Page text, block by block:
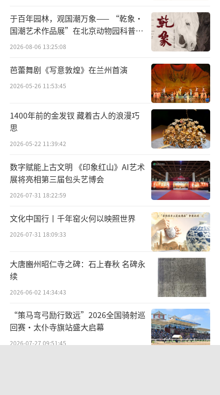
(小红书达人参与天猫「垃圾广告计划」)
经过线上的铺垫与预热,天猫联合中国美术
学院纤维艺术系制作团队、手工艺人和天猫平
台上的广大商家,将废弃广告布重塑为造型精美
的物品和艺术品,在杭州凤起路地铁站和杭州嘉
里中心发布了两场「天猫广告布回收艺术展」,
邀请公众参观打卡,为可持续的理想生活多做一
点小事。
于百年园林，观国潮万象—— “乾象·
国潮艺术作品展”在北京动物园科普馆
机动展厅开展
2026-08-06 13:25:08
芭蕾舞剧《写意敦煌》在兰州首演
2026-05-26 11:53:45
1400年前的金发钗 藏着古人的浪漫巧
思
2026-05-22 11:39:42
数字赋能上古文明 《印象红山》AI艺术
展将亮相第三届包头艺博会
2026-07-31 18:22:59
文化中国行丨千年窑火何以映照世界
2026-07-31 18:09:33
大唐豳州昭仁寺之碑：石上春秋 名碑永
续
2026-06-02 14:34:43
“策马弯弓励行致远”2026全国骑射巡
回赛·太仆寺旗站盛大启幕
2026-07-27 09:51:45